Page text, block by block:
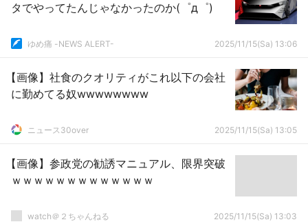
タでやってたんじゃなかったのか(゜д゜)
ゆめ痛 -NEWS ALERT- 2025/11/15(Sa) 13:06
【画像】社食のクオリティがこれ以下の会社
に勤めてる奴wwwwwwww
ニュース30over 2025/11/15(Sa) 13:05
【画像】参政党の勧誘マニュアル、限界突破
ｗｗｗｗｗｗｗｗｗｗｗｗｗ
watch＠２ちゃんねる 2025/11/15(Sa) 13:03